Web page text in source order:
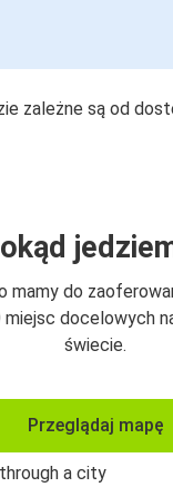
zależne są od
mamy do
miejsc docelowych
świecie.
Przeglądaj mapę